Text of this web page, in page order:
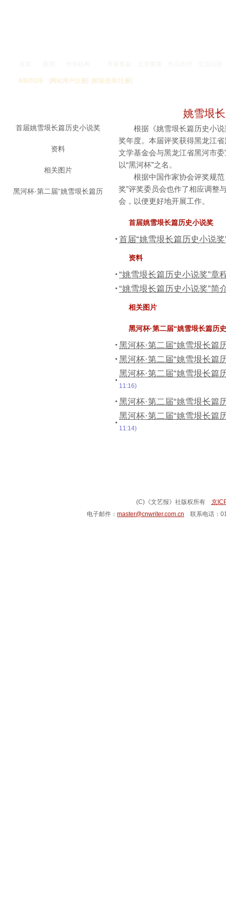
8/6/2026 [网站用户注册] [邮箱登录/注册]
首届姚雪垠长篇历史小说奖
资料
相关图片
黑河杯·第二届“姚雪垠长篇历
姚雪垠
根据《姚雪垠长篇历史小说
奖年度。本届评奖获得黑龙江
文学基金会与黑龙江省黑河市
以“黑河杯”之名。
根据中国作家协会评奖规范
奖”评奖委员会也作了相应调整
会，以便更好地开展工作。
首届姚雪垠长篇历史小说奖
首届“姚雪垠长篇历史小说
资料
“姚雪垠长篇历史小说奖”章
“姚雪垠长篇历史小说奖”简
相关图片
黑河杯·第二届“姚雪垠长篇历
黑河杯·第二届“姚雪垠长篇
黑河杯·第二届“姚雪垠长篇
黑河杯·第二届“姚雪垠长篇
11:16)
黑河杯·第二届“姚雪垠长篇
黑河杯·第二届“姚雪垠长篇
11:14)
(C)《文艺报》社版权所有 京
电子邮件： master@cnwriter.com.cn 联系电话：